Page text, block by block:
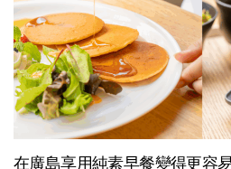
在廣島享用純素早餐變得更容